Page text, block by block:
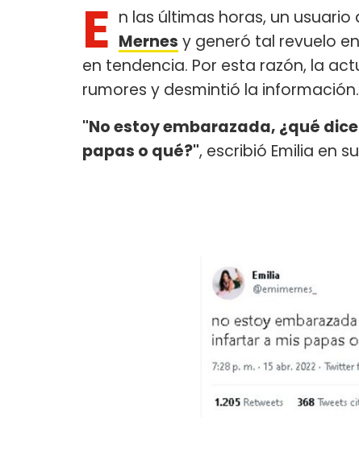
E n las últimas horas, un usuario
Mernes y generó tal revuelo
en tendencia. Por esta razón, la
rumores y desmintió la información.
"No estoy embarazada, ¿qué
papas o qué?", escribió Emilia en